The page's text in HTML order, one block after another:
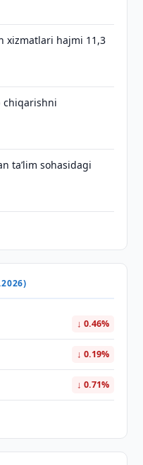
xizmatlari hajmi 11,3
chiqarishni
taʼlim sohasidagi
↓ 0.46%
↓ 0.19%
↓ 0.71%